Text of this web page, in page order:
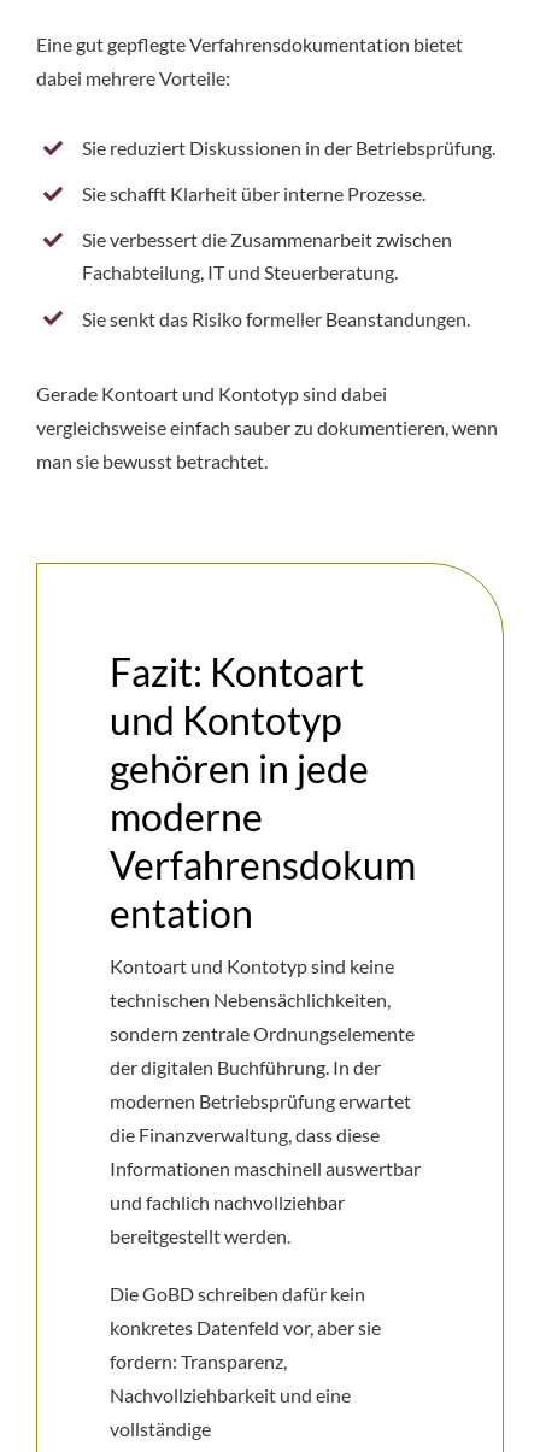
Eine gut gepflegte Verfahrensdokumentation bietet
dabei mehrere Vorteile:
Sie reduziert Diskussionen in der Betriebsprüfung.
Sie schafft Klarheit über interne Prozesse.
Sie verbessert die Zusammenarbeit zwischen
Fachabteilung, IT und Steuerberatung.
Sie senkt das Risiko formeller Beanstandungen.
Gerade Kontoart und Kontotyp sind dabei
vergleichsweise einfach sauber zu dokumentieren, wenn
man sie bewusst betrachtet.
Fazit: Kontoart
und Kontotyp
gehören in jede
moderne
Verfahrensdokum
entation
Kontoart und Kontotyp sind keine
technischen Nebensächlichkeiten,
sondern zentrale Ordnungselemente
der digitalen Buchführung. In der
modernen Betriebsprüfung erwartet
die Finanzverwaltung, dass diese
Informationen maschinell auswertbar
und fachlich nachvollziehbar
bereitgestellt werden.
Die GoBD schreiben dafür kein
konkretes Datenfeld vor, aber sie
fordern: Transparenz,
Nachvollziehbarkeit und eine
vollständige